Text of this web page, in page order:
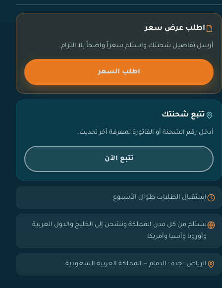
اطلب عرض سعر
أرسل تفاصيل شحنتك واستلم سعراً واضحاً بلا التزام.
اطلب السعر
تتبع شحنتك
أدخل رقم الشحنة أو الفاتورة لمعرفة آخر تحديث.
تتبع الآن
استقبال الطلبات طوال الأسبوع
نستلم من كل مدن المملكة ونشحن إلى الخليج والدول العربية
وأوروبا وآسيا وأمريكا
الرياض · جدة · الدمام — المملكة العربية السعودية